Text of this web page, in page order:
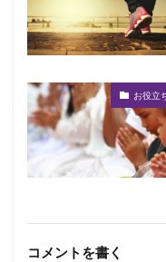
お役立
コメントを書く